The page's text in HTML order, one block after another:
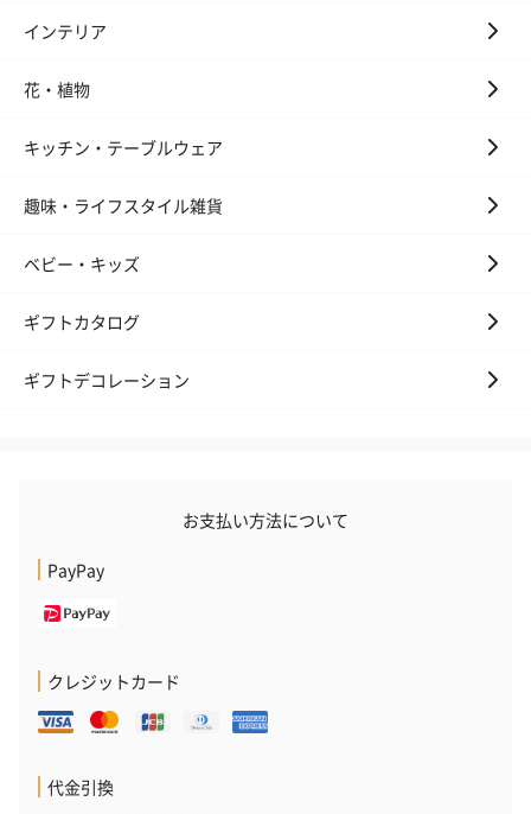
（ブルー）（748円）
【Thank you
ンク）（1,760円）
ルー）（1,760円）
インテリア
花・植物
キッチン・テーブルウェア
趣味・ライフスタイル雑貨
ベビー・キッズ
ギフトカタログ
ギフトデコレーション
お支払い方法について
PayPay
クレジットカード
代金引換